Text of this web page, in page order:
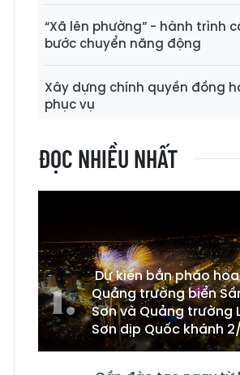
“Xã lên phường” - hành trình
bước chuyển năng động
Xây dựng chính quyền đồng
phục vụ
ĐỌC NHIỀU NHẤT
Dự kiến bắn pháo
Quảng trường biển
Sơn và Quảng trường
Sơn dịp Quốc khánh